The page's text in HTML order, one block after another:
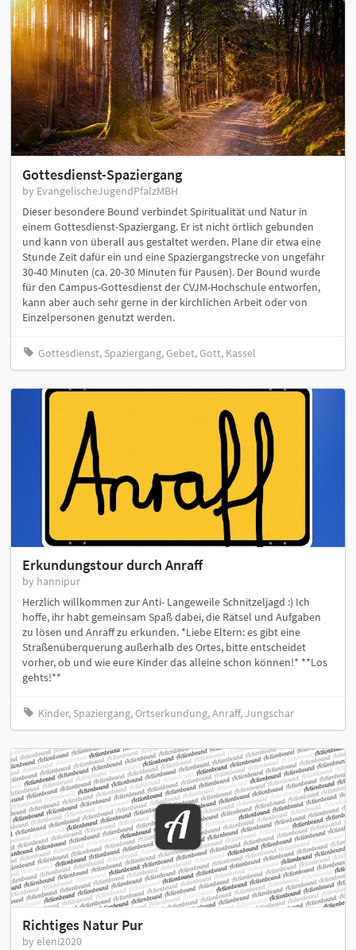
Gottesdienst-Spaziergang
by EvangelischeJugendPfalzMBH
Dieser besondere Bound verbindet Spiritualität und Natur in
einem Gottesdienst-Spaziergang. Er ist nicht örtlich gebunden
und kann von überall aus gestaltet werden. Plane dir etwa eine
Stunde Zeit dafür ein und eine Spaziergangstrecke von ungefähr
30-40 Minuten (ca. 20-30 Minuten für Pausen). Der Bound wurde
für den Campus-Gottesdienst der CVJM-Hochschule entworfen,
kann aber auch sehr gerne in der kirchlichen Arbeit oder von
Einzelpersonen genutzt werden.
Gottesdienst, Spaziergang, Gebet, Gott, Kassel
Erkundungstour durch Anraff
by hannipur
Herzlich willkommen zur Anti- Langeweile Schnitzeljagd :) Ich
hoffe, ihr habt gemeinsam Spaß dabei, die Rätsel und Aufgaben
zu lösen und Anraff zu erkunden. *Liebe Eltern: es gibt eine
Straßenüberquerung außerhalb des Ortes, bitte entscheidet
vorher, ob und wie eure Kinder das alleine schon können!* **Los
gehts!**
Kinder, Spaziergang, Ortserkundung, Anraff, Jungschar
Richtiges Natur Pur
by eleni2020